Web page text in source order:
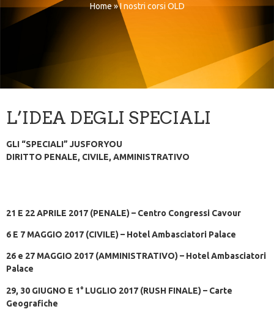
Home»I nostri corsi OLD
L’IDEA DEGLI SPECIALI
GLI “SPECIALI” JUSFORYOU
DIRITTO PENALE, CIVILE, AMMINISTRATIVO
21 E 22 APRILE 2017 (PENALE) – Centro Congressi Cavour
6 E 7 MAGGIO 2017 (CIVILE) – Hotel Ambasciatori Palace
26 e 27 MAGGIO 2017 (AMMINISTRATIVO) – Hotel Ambasciatori
Palace
29, 30 GIUGNO E 1° LUGLIO 2017 (RUSH FINALE) – Carte
Geografiche